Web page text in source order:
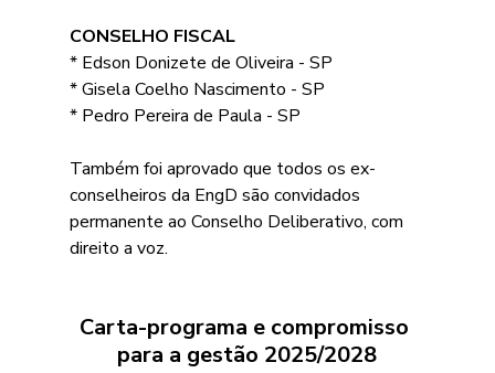
CONSELHO FISCAL
* Edson Donizete de Oliveira - SP
* Gisela Coelho Nascimento - SP
* Pedro Pereira de Paula - SP
Também foi aprovado que todos os ex-
conselheiros da EngD são convidados
permanente ao Conselho Deliberativo, com
direito a voz.
Carta-programa e compromisso
para a gestão 2025/2028